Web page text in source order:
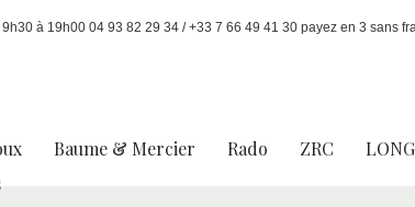
à 19h00 04 93 82 29 34 / +33 7 66 49 41 30 payez en 3 sans
Baume & Mercier Rado ZRC